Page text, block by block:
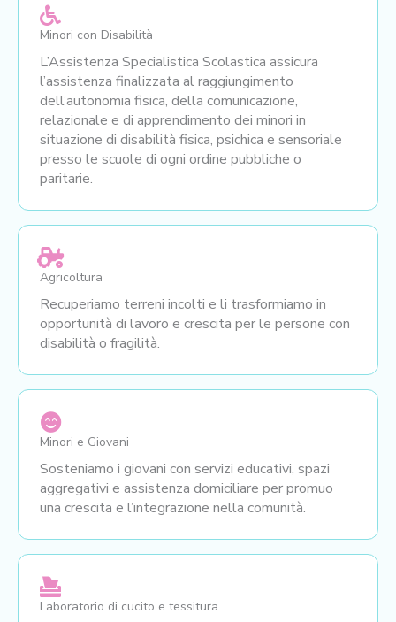
Minori con Disabilità
L’Assistenza Specialistica Scolastica assicura
l’assistenza finalizzata al raggiungimento
dell’autonomia fisica, della comunicazione,
relazionale e di apprendimento dei minori in
situazione di disabilità fisica, psichica e sensoriale
presso le scuole di ogni ordine pubbliche o
paritarie.
Agricoltura
Recuperiamo terreni incolti e li trasformiamo in
opportunità di lavoro e crescita per le persone con
disabilità o fragilità.
Minori e Giovani
Sosteniamo i giovani con servizi educativi, spazi
aggregativi e assistenza domiciliare per promuo
una crescita e l’integrazione nella comunità.
Laboratorio di cucito e tessitura